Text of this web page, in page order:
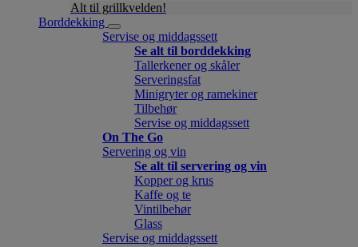
Alt til grillkvelden!
Borddekking
Servise og middagssett
Se alt til borddekking
Tallerkener og skåler
Serveringsfat
Minigryter og ramekiner
Tilbehør
Servise og middagssett
On The Go
Servering og vin
Se alt til servering og vin
Kopper og krus
Kaffe og te
Vintilbehør
Glass
Servise og middagssett